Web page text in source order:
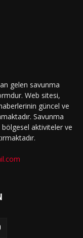
gelen savunma
Web sitesi,
güncel ve
Savunma
aktiviteler ve